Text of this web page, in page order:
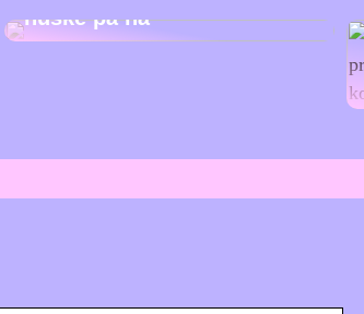
huske på nå